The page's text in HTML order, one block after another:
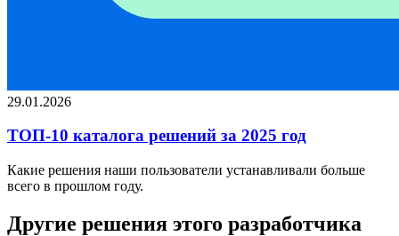
29.01.2026
ТОП-10 каталога решений за 2025 год
Какие решения наши пользователи устанавливали больше
всего в прошлом году.
Другие решения этого разработчика